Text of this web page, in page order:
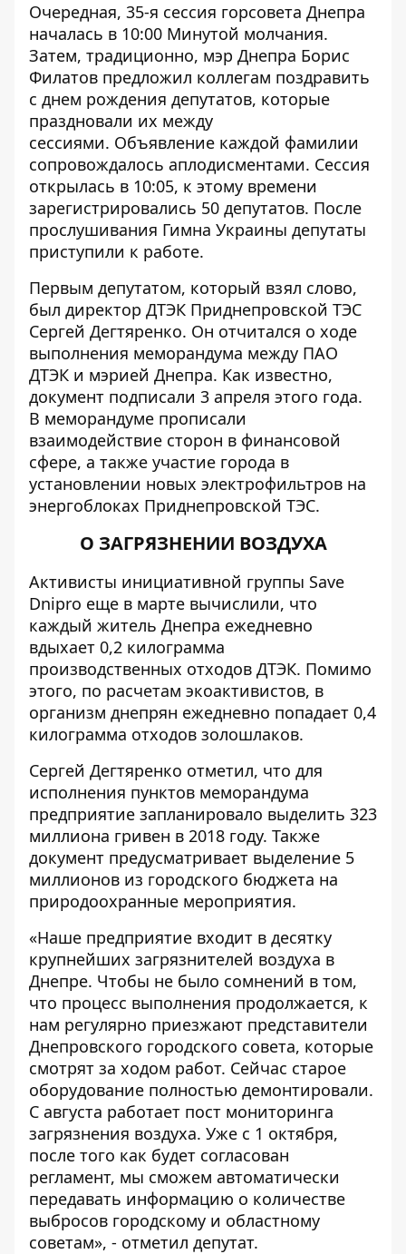
Очередная, 35-я сессия горсовета Днепра
началась в 10:00 Минутой молчания.
Затем, традиционно, мэр Днепра Борис
Филатов предложил коллегам поздравить
с днем рождения депутатов, которые
праздновали их между
сессиями. Объявление каждой фамилии
сопровождалось аплодисментами. Сессия
открылась в 10:05, к этому времени
зарегистрировались 50 депутатов. После
прослушивания Гимна Украины депутаты
приступили к работе.
Первым депутатом, который взял слово,
был директор ДТЭК Приднепровской ТЭС
Сергей Дегтяренко. Он отчитался о ходе
выполнения меморандума между ПАО
ДТЭК и мэрией Днепра. Как известно,
документ подписали 3 апреля этого года.
В меморандуме прописали
взаимодействие сторон в финансовой
сфере, а также участие города в
установлении новых электрофильтров на
энергоблоках Приднепровской ТЭС.
О ЗАГРЯЗНЕНИИ ВОЗДУХА
Активисты инициативной группы Save
Dnipro еще в марте вычислили, что
каждый житель Днепра ежедневно
вдыхает 0,2 килограмма
производственных отходов ДТЭК. Помимо
этого, по расчетам экоактивистов, в
организм днепрян ежедневно попадает 0,4
килограмма отходов золошлаков.
Сергей Дегтяренко отметил, что для
исполнения пунктов меморандума
предприятие запланировало выделить 323
миллиона гривен в 2018 году. Также
документ предусматривает выделение 5
миллионов из городского бюджета на
природоохранные мероприятия.
«Наше предприятие входит в десятку
крупнейших загрязнителей воздуха в
Днепре. Чтобы не было сомнений в том,
что процесс выполнения продолжается, к
нам регулярно приезжают представители
Днепровского городского совета, которые
смотрят за ходом работ. Сейчас старое
оборудование полностью демонтировали.
С августа работает пост мониторинга
загрязнения воздуха. Уже с 1 октября,
после того как будет согласован
регламент, мы сможем автоматически
передавать информацию о количестве
выбросов городскому и областному
советам», - отметил депутат.